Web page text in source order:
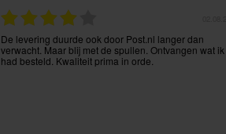
Heel tevreden van de service. Perfecte en snelle
communicatie. Onmiddellijke actie.